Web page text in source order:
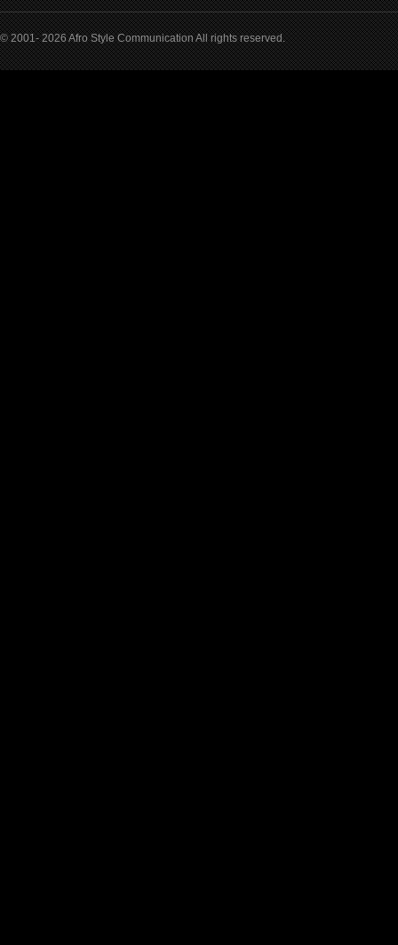
© 2001- 2026 Afro Style Communication All rights reserved.